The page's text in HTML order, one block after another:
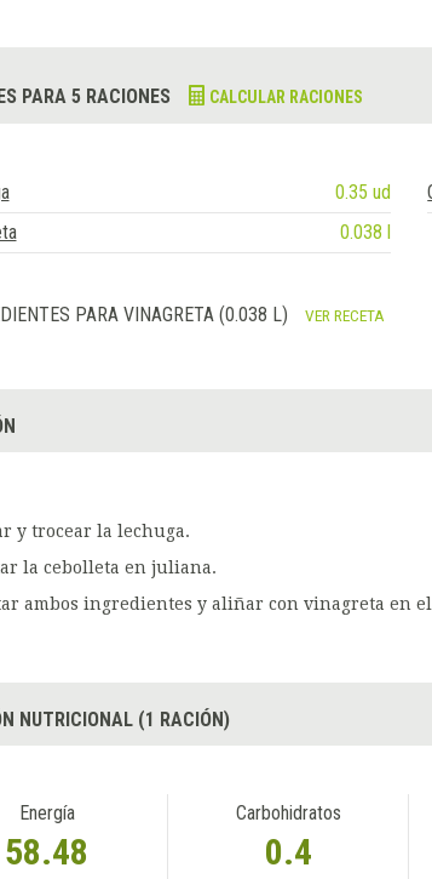
PARA 5 RACIONES CALCULAR RACIONES
0.35 ud
0.038 l
PARA VINAGRETA (0.038 L) VER RECETA
y trocear la lechuga.
la cebolleta en juliana.
ambos ingredientes y aliñar con vinagreta en
NUTRICIONAL (1 RACIÓN)
Energía
58.48
Carbohidratos
0.4